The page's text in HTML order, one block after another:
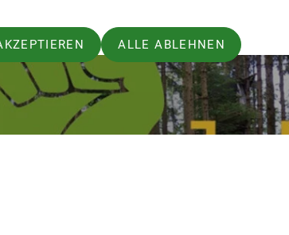
ALLE ABLEHNEN